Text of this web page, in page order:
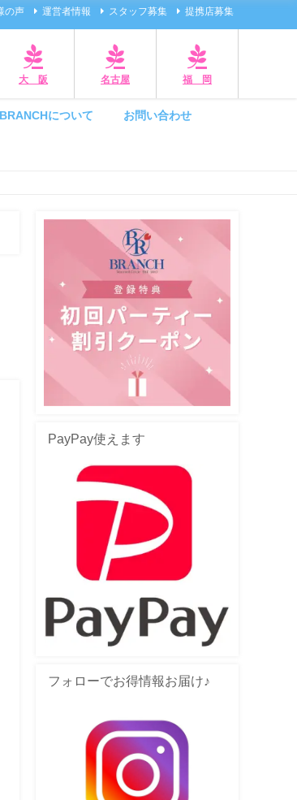
の声 運営者情報 スタッフ募集 提携店募集
大 阪 名古屋 福 岡
BRANCHについて お問い合わせ
PayPay使えます
フォローでお得情報お届け♪